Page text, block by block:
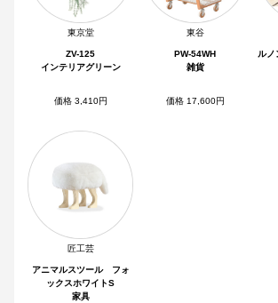
東京堂
ZV-125
インテリアグリーン
価格 3,410円
東谷
PW-54WH
雑貨
価格 17,600円
ル
匠工芸
アニマルスツール フォ
ックスホワイトS
家具